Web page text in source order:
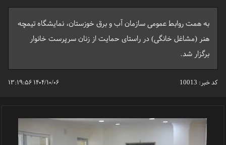
به همت روابط عمومی سازمان آب و برق خوزستان، نمایشگاه تیمچه
هنر (مشاغل خانگی) در راستای حمایت از زنان سرپرست خانوار
برگزار شد.
۱۴۰۴/۱۰/۰۶ ۱۳:۱۹:۵۶ کد خبر: 10013